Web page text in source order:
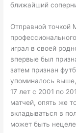
ближайший
Отправной точкой
играл в своей
впервые был
затем признан
упоминалось
17 лет с 2001 по
матчей, опять же
вкладываться в
может быть